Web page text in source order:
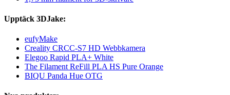
Upptäck 3DJake:
eufyMake
Creality CRCC-S7 HD Webbkamera
Elegoo Rapid PLA+ White
The Filament ReFill PLA HS Pure Orange
BIQU Panda Hue OTG